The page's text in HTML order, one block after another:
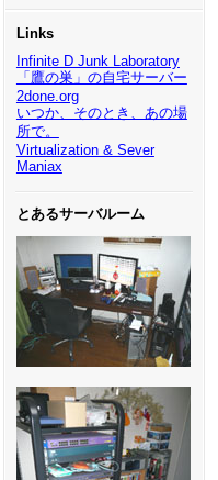
Links
Infinite D Junk Laboratory
「鷹の巣」の自宅サーバー
2done.org
いつか、そのとき、あの場
所で。
Virtualization & Sever
Maniax
とあるサーバルーム